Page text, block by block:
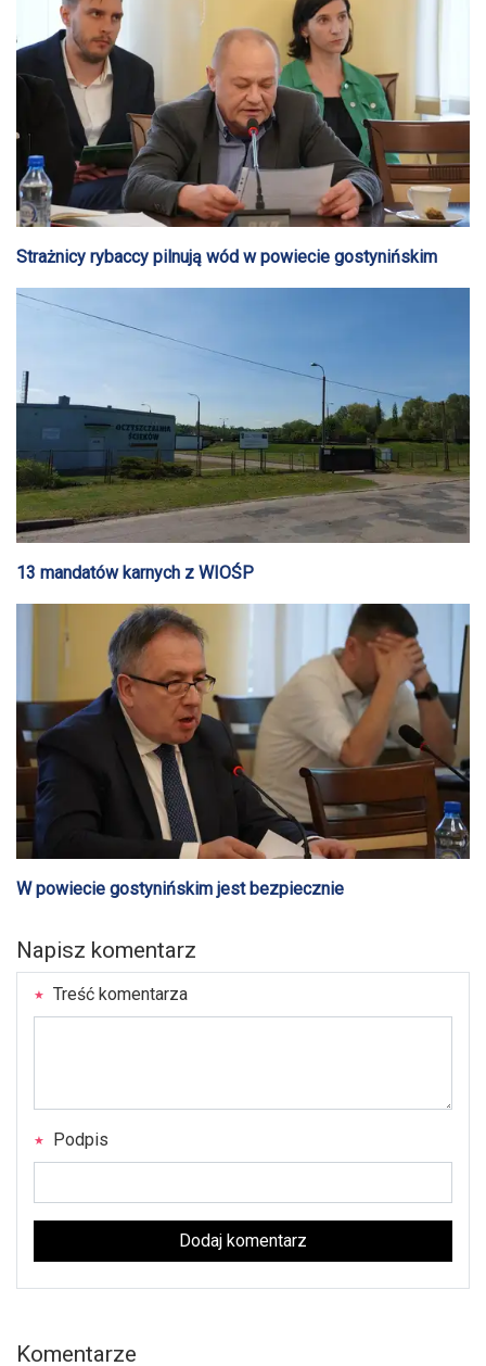
Strażnicy rybaccy pilnują wód w powiecie gostynińskim
13 mandatów karnych z WIOŚP
W powiecie gostynińskim jest bezpiecznie
Napisz komentarz
Treść komentarza
Podpis
Dodaj komentarz
Komentarze